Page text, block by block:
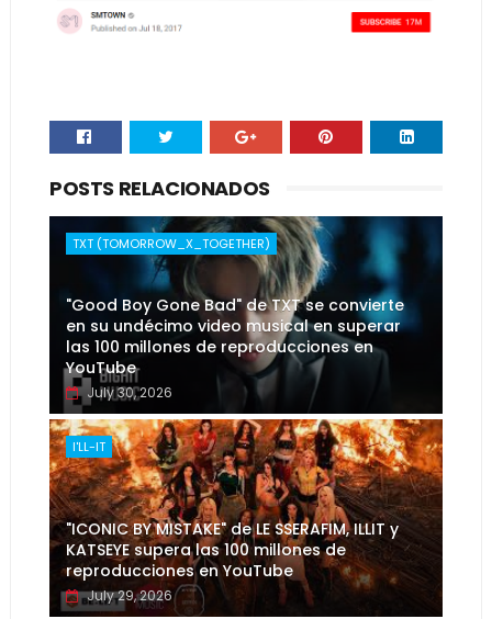
POSTS RELACIONADOS
TXT (TOMORROW_X_TOGETHER)
"Good Boy Gone Bad" de TXT se convierte
en su undécimo video musical en superar
las 100 millones de reproducciones en
YouTube
July 30, 2026
I'LL-IT
"ICONIC BY MISTAKE" de LE SSERAFIM, ILLIT y
KATSEYE supera las 100 millones de
reproducciones en YouTube
July 29, 2026